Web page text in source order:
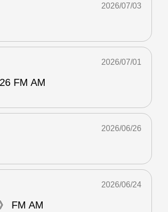
2026/07/03
FM AM
2026/07/01
2026/06/26
FM AM
2026/06/24